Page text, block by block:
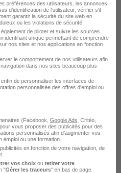
recrutent par ville
préférences des utilisateurs, les annonces
d'identification de l'utilisateur, vérifier s'il
garantir la sécurité du site web en
ou les violations de sécurité.
de piloter et suivre les sources
identifiant unique permettant de comprendre
nos sites et nos applications en fonction
le comportement de nos utilisateurs afin
dans nos sites beaucoup plus
de personnaliser les interfaces de
personnalisée des offres d'emploi ou
(Facebook, Google Ads , Critéo,
vous proposer des publicités pour des
personnalisés afin d’augmenter vos
ou une formation.
en fonction de votre navigation, de
vos choix ou retirer votre
"Gérer les traceurs" en bas de page.